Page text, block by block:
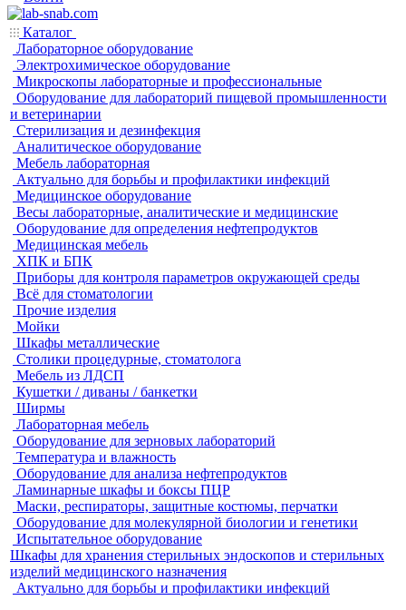
Каталог
Лабораторное оборудование
Электрохимическое оборудование
Микроскопы лабораторные и профессиональные
Оборудование для лабораторий пищевой промышленности
и ветеринарии
Стерилизация и дезинфекция
Аналитическое оборудование
Мебель лабораторная
Актуально для борьбы и профилактики инфекций
Медицинское оборудование
Весы лабораторные, аналитические и медицинские
Оборудование для определения нефтепродуктов
Медицинская мебель
ХПК и БПК
Приборы для контроля параметров окружающей среды
Всё для стоматологии
Прочие изделия
Мойки
Шкафы металлические
Столики процедурные, стоматолога
Мебель из ЛДСП
Кушетки / диваны / банкетки
Ширмы
Лабораторная мебель
Оборудование для зерновых лабораторий
Температура и влажность
Оборудование для анализа нефтепродуктов
Ламинарные шкафы и боксы ПЦР
Маски, респираторы, защитные костюмы, перчатки
Оборудование для молекулярной биологии и генетики
Испытательное оборудование
Шкафы для хранения стерильных эндоскопов и стерильных
изделий медицинского назначения
Актуально для борьбы и профилактики инфекций